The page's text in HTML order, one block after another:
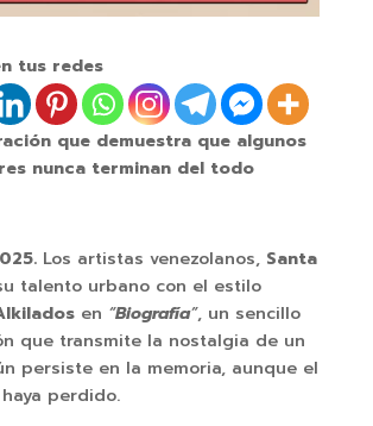
tus redes
que demuestra que algunos
nunca terminan del todo
Los artistas venezolanos,Santa
talento urbano con el estilo
en “Biografía”, un sencillo
que transmite la nostalgia de un
persiste en la memoria, aunque el
perdido.